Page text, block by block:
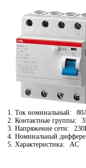
1. Ток номинальный:
2. Контактные группы:
3. Напряжение сети:
4. Номинальный
5. Характеристика:
AC